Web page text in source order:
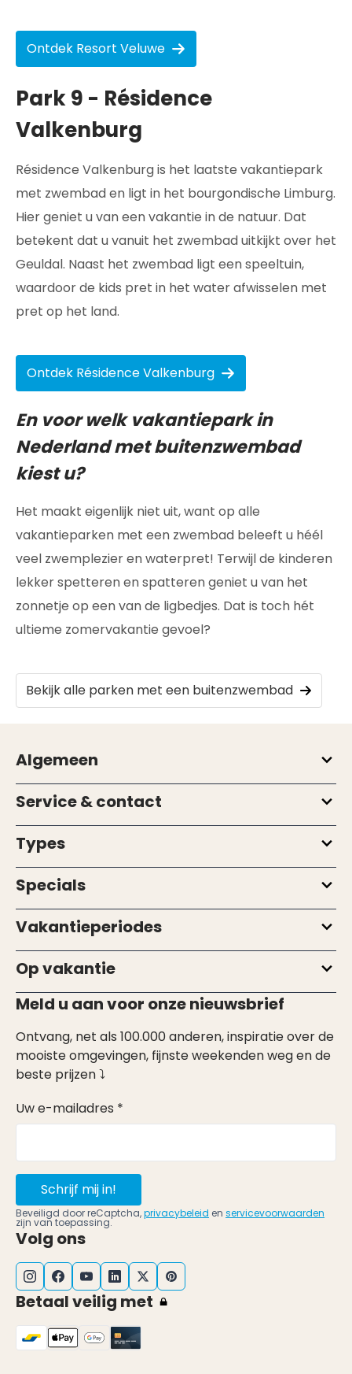
Ontdek Resort Veluwe
Park 9 - Résidence
Valkenburg
Résidence Valkenburg is het laatste vakantiepark
met zwembad en ligt in het bourgondische Limburg.
Hier geniet u van een vakantie in de natuur. Dat
betekent dat u vanuit het zwembad uitkijkt over het
Geuldal. Naast het zwembad ligt een speeltuin,
waardoor de kids pret in het water afwisselen met
pret op het land.
Ontdek Résidence Valkenburg
En voor welk vakantiepark in
Nederland met buitenzwembad
kiest u?
Het maakt eigenlijk niet uit, want op alle
vakantieparken met een zwembad beleeft u héél
veel zwemplezier en waterpret! Terwijl de kinderen
lekker spetteren en spatteren geniet u van het
zonnetje op een van de ligbedjes. Dat is toch hét
ultieme zomervakantie gevoel?
Bekijk alle parken met een buitenzwembad
Algemeen
Service & contact
Types
Specials
Vakantieperiodes
Op vakantie
Meld u aan voor onze nieuwsbrief
Ontvang, net als 100.000 anderen, inspiratie over de
mooiste omgevingen, fijnste weekenden weg en de
beste prijzen ⤵
Uw e-mailadres *
Schrijf mij in!
Beveiligd door reCaptcha,privacybeleid en servicevoorwaarden
zijn van toepassing.
Volg ons
Betaal veilig met